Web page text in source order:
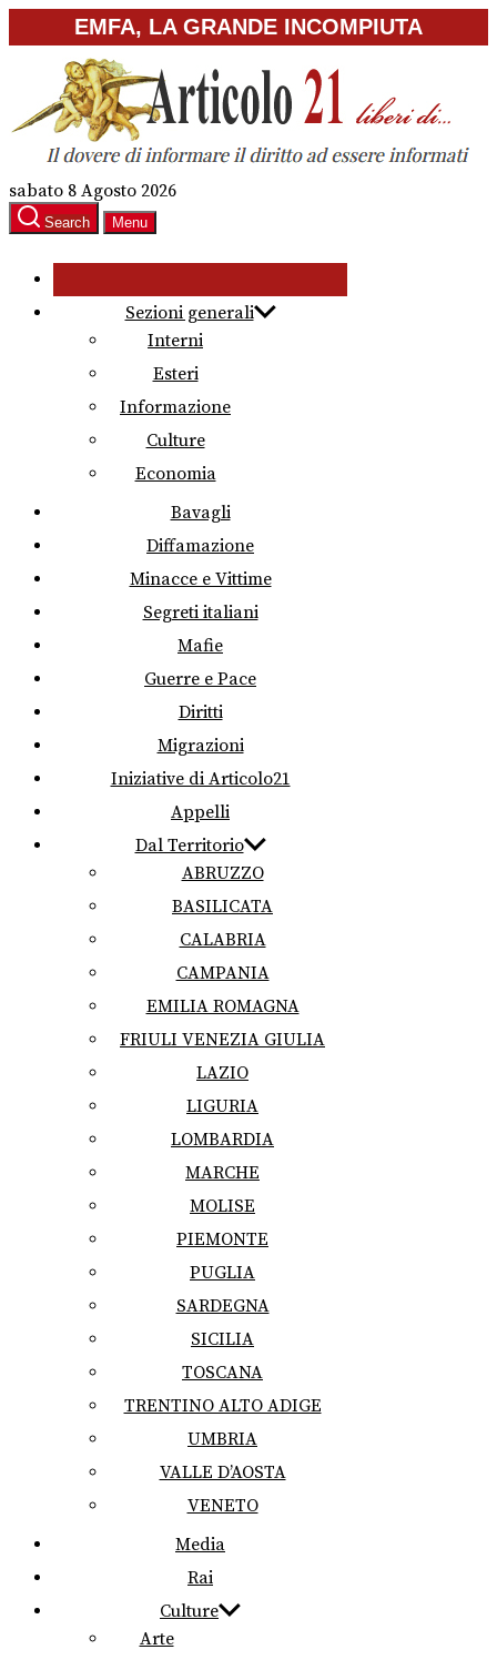
to
content
EMFA, LA GRANDE INCOMPIUTA
sabato 8 Agosto 2026
Search Menu
Sezioni generali
Interni
Esteri
Informazione
Culture
Economia
Bavagli
Diffamazione
Minacce e Vittime
Segreti italiani
Mafie
Guerre e Pace
Diritti
Migrazioni
Iniziative di Articolo21
Appelli
Dal Territorio
ABRUZZO
BASILICATA
CALABRIA
CAMPANIA
EMILIA ROMAGNA
FRIULI VENEZIA GIULIA
LAZIO
LIGURIA
LOMBARDIA
MARCHE
MOLISE
PIEMONTE
PUGLIA
SARDEGNA
SICILIA
TOSCANA
TRENTINO ALTO ADIGE
UMBRIA
VALLE D’AOSTA
VENETO
Media
Rai
Culture
Arte